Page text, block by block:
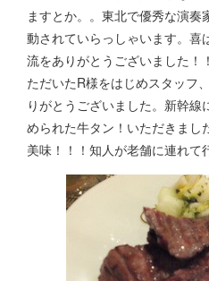
ますとか。。東北で優秀な演
動されていらっしゃいます。喜
流をありがとうございました！
ただいたR様をはじめスタッフ
りがとうございました。新幹
められた牛タン！いただきまし
美味！！！知人が老舗に連れて